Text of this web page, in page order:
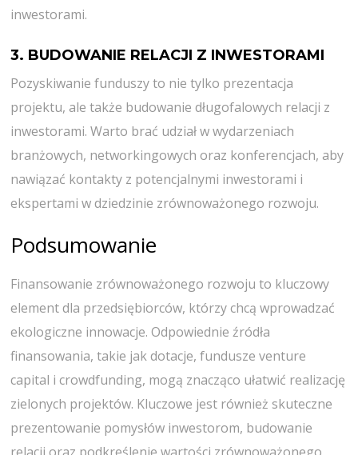
inwestorami.
3. BUDOWANIE RELACJI Z INWESTORAMI
Pozyskiwanie funduszy to nie tylko prezentacja
projektu, ale także budowanie długofalowych relacji z
inwestorami. Warto brać udział w wydarzeniach
branżowych, networkingowych oraz konferencjach, aby
nawiązać kontakty z potencjalnymi inwestorami i
ekspertami w dziedzinie zrównoważonego rozwoju.
Podsumowanie
Finansowanie zrównoważonego rozwoju to kluczowy
element dla przedsiębiorców, którzy chcą wprowadzać
ekologiczne innowacje. Odpowiednie źródła
finansowania, takie jak dotacje, fundusze venture
capital i crowdfunding, mogą znacząco ułatwić realizację
zielonych projektów. Kluczowe jest również skuteczne
prezentowanie pomysłów inwestorom, budowanie